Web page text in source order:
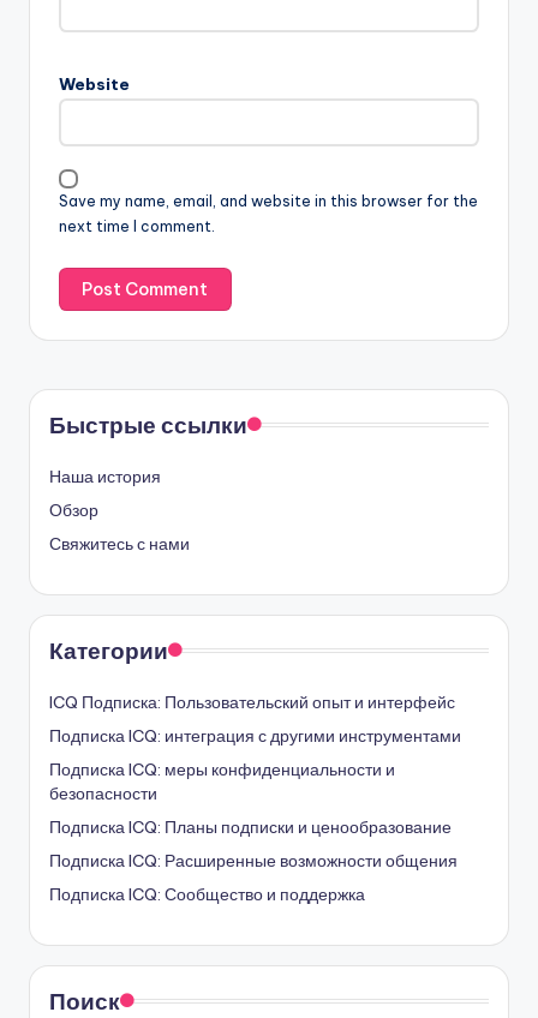
Website
Save my name, email, and website in this browser for the
next time I comment.
Быстрые ссылки
Наша история
Обзор
Свяжитесь с нами
Категории
ICQ Подписка: Пользовательский опыт и интерфейс
Подписка ICQ: интеграция с другими инструментами
Подписка ICQ: меры конфиденциальности и
безопасности
Подписка ICQ: Планы подписки и ценообразование
Подписка ICQ: Расширенные возможности общения
Подписка ICQ: Сообщество и поддержка
Поиск